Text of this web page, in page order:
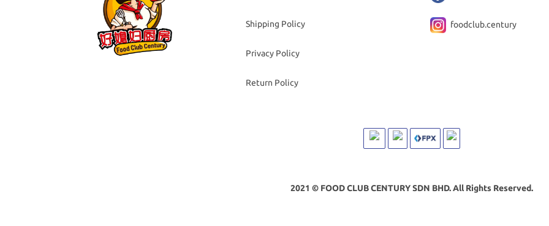
Shipping Policy
Privacy Policy
Return Policy
foodclub.century
2021 © FOOD CLUB CENTURY SDN BHD. All Rights Reserved.